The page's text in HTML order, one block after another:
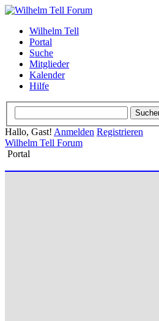
Wilhelm Tell
Portal
Suche
Mitglieder
Kalender
Hilfe
Hallo, Gast! Anmelden Registrieren
Wilhelm Tell Forum
Portal